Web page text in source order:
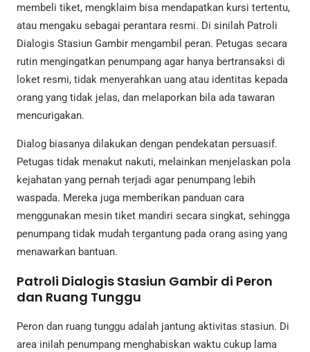
membeli tiket, mengklaim bisa mendapatkan kursi tertentu,
atau mengaku sebagai perantara resmi. Di sinilah Patroli
Dialogis Stasiun Gambir mengambil peran. Petugas secara
rutin mengingatkan penumpang agar hanya bertransaksi di
loket resmi, tidak menyerahkan uang atau identitas kepada
orang yang tidak jelas, dan melaporkan bila ada tawaran
mencurigakan.
Dialog biasanya dilakukan dengan pendekatan persuasif.
Petugas tidak menakut nakuti, melainkan menjelaskan pola
kejahatan yang pernah terjadi agar penumpang lebih
waspada. Mereka juga memberikan panduan cara
menggunakan mesin tiket mandiri secara singkat, sehingga
penumpang tidak mudah tergantung pada orang asing yang
menawarkan bantuan.
Patroli Dialogis Stasiun Gambir di Peron
dan Ruang Tunggu
Peron dan ruang tunggu adalah jantung aktivitas stasiun. Di
area inilah penumpang menghabiskan waktu cukup lama